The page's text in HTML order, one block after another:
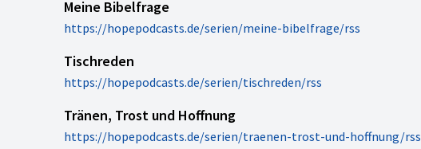
Meine Bibelfrage
https://hopepodcasts.de/serien/meine-bibelfrage/rss
Tischreden
https://hopepodcasts.de/serien/tischreden/rss
Tränen, Trost und Hoffnung
https://hopepodcasts.de/serien/traenen-trost-und-hoffnung/rss